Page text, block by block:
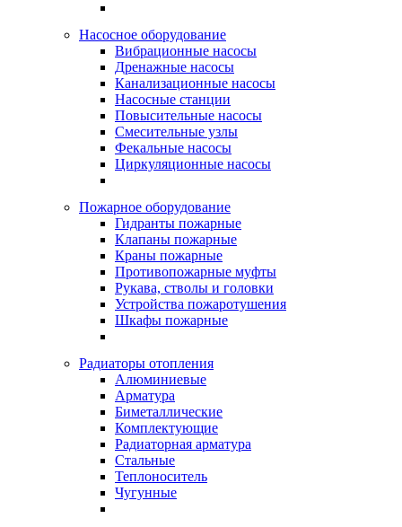
Насосное оборудование
Вибрационные насосы
Дренажные насосы
Канализационные насосы
Насосные станции
Повысительные насосы
Смесительные узлы
Фекальные насосы
Циркуляционные насосы
Пожарное оборудование
Гидранты пожарные
Клапаны пожарные
Краны пожарные
Противопожарные муфты
Рукава, стволы и головки
Устройства пожаротушения
Шкафы пожарные
Радиаторы отопления
Алюминиевые
Арматура
Биметаллические
Комплектующие
Радиаторная арматура
Стальные
Теплоноситель
Чугунные